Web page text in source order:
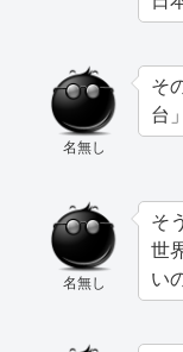
名無し
そ
台
名無し
そ
世
い